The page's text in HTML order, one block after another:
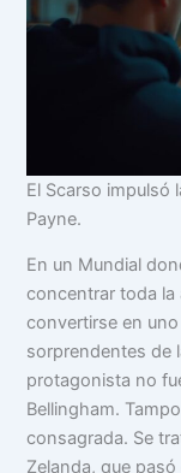
El Scarso impulsó
Payne.
En un Mundial
concentrar toda
convertirse en
sorprendentes de
protagonista no
Bellingham.
consagrada. Se
Zelanda, que